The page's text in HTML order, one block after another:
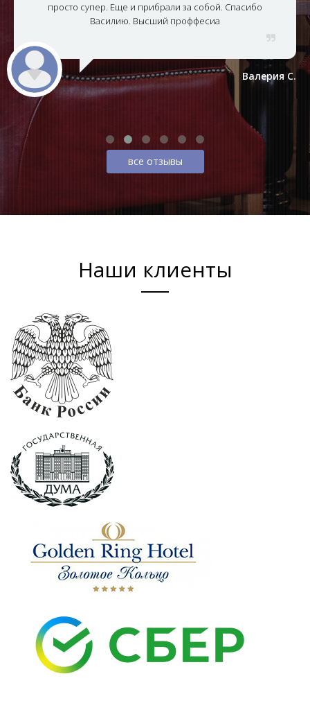
просто супер. Еще и прибрали за собой. Спасибо
Василию. Высший проффесиа
Валерия С.
все отзывы
Наши клиенты